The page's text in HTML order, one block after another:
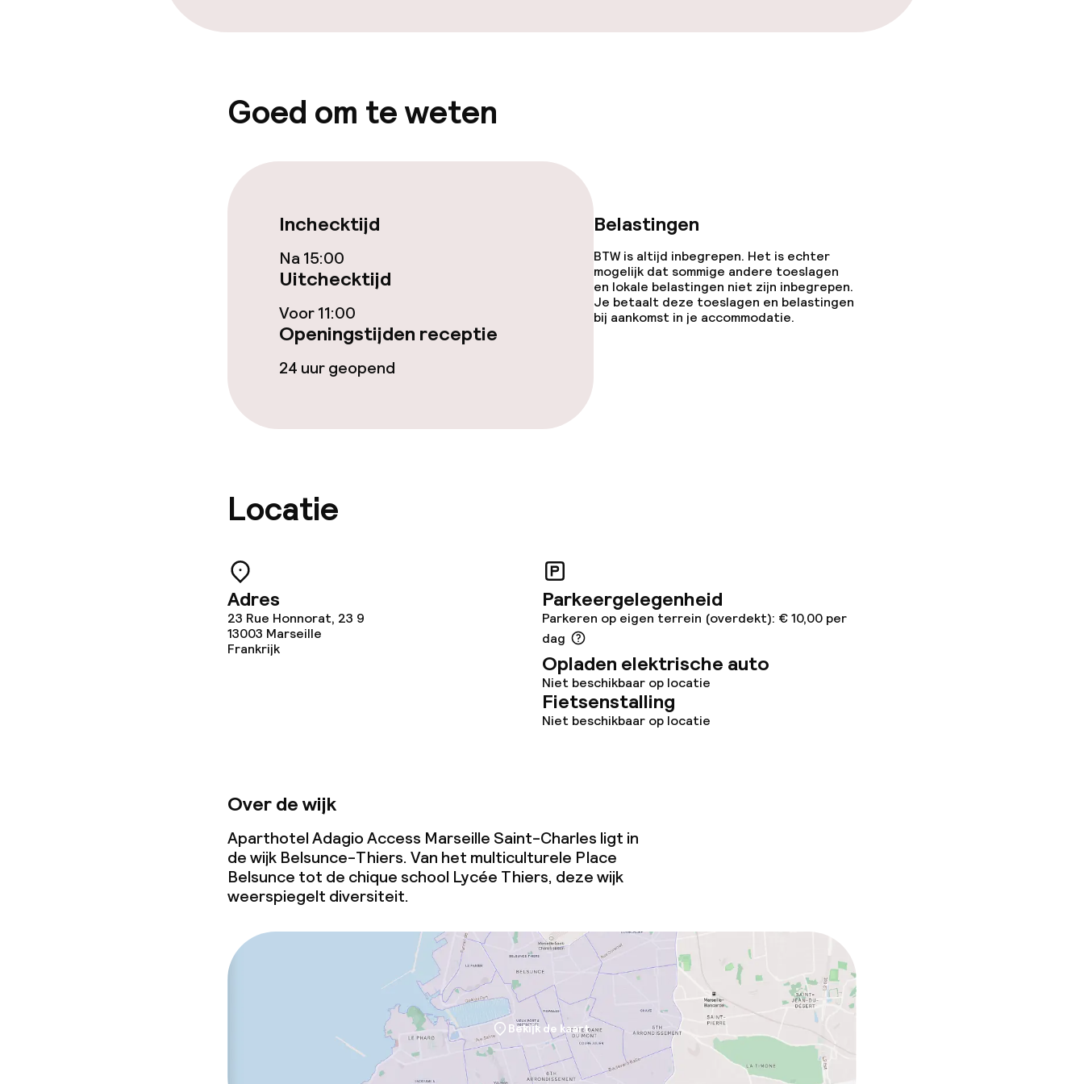
Overal rookvrij
Goed om te weten
Inchecktijd
Na 15:00
Uitchecktijd
Voor 11:00
Openingstijden receptie
24 uur geopend
Belastingen
BTW is altijd inbegrepen. Het is echter
mogelijk dat sommige andere toeslagen
en lokale belastingen niet zijn inbegrepen.
Je betaalt deze toeslagen en belastingen
bij aankomst in je accommodatie.
Locatie
Adres
23 Rue Honnorat, 23 9
13003 Marseille
Frankrijk
Parkeergelegenheid
Parkeren op eigen terrein (overdekt): € 10,00 per
dag
Opladen elektrische auto
Niet beschikbaar op locatie
Fietsenstalling
Niet beschikbaar op locatie
Over de wijk
Aparthotel Adagio Access Marseille Saint-Charles ligt in
de wijk Belsunce-Thiers. Van het multiculturele Place
Belsunce tot de chique school Lycée Thiers, deze wijk
weerspiegelt diversiteit.
Bekijk de kaart